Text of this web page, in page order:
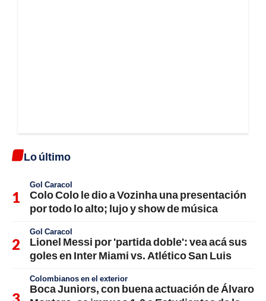
Lo último
Gol Caracol
Colo Colo le dio a Vozinha una presentación
por todo lo alto; lujo y show de música
Gol Caracol
Lionel Messi por 'partida doble': vea acá sus
goles en Inter Miami vs. Atlético San Luis
Colombianos en el exterior
Boca Juniors, con buena actuación de Álvaro